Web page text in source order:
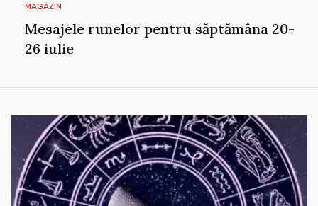
MAGAZIN
Mesajele runelor pentru săptămâna 20-
26 iulie